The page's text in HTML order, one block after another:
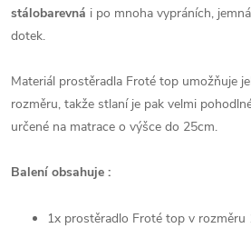
stálobarevná i po mnoha vypráních,
dotek.
Materiál prostěradla Froté top umožňuje
rozměru, takže stlaní je pak velmi
určené na matrace o výšce do 25cm.
Balení obsahuje :
1x prostěradlo Froté top v rozměru